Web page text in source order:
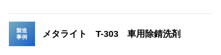
製造
事例
メタライト T-303 車用除錆洗剤